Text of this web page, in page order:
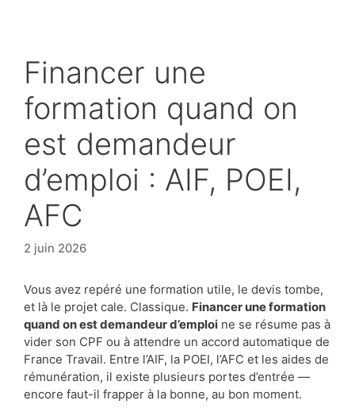
Financer une
formation quand on
est demandeur
d’emploi : AIF, POEI,
AFC
2 juin 2026
Vous avez repéré une formation utile, le devis tombe,
et là le projet cale. Classique. Financer une formation
quand on est demandeur d’emploi ne se résume pas à
vider son CPF ou à attendre un accord automatique de
France Travail. Entre l’AIF, la POEI, l’AFC et les aides de
rémunération, il existe plusieurs portes d’entrée —
encore faut-il frapper à la bonne, au bon moment.